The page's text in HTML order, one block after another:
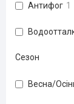
Антифог 1
Сезон
Весна/